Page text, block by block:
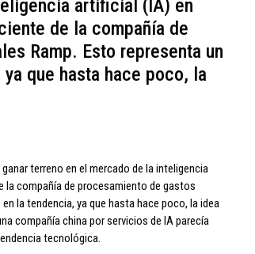
artificial (IA) en
de la compañía de
Ramp. Esto representa un
que hasta hace poco, la
terreno en el mercado de la inteligencia
la compañía de procesamiento de gastos
la tendencia, ya que hasta hace poco, la idea
compañía china por servicios de IA parecía
tecnológica.